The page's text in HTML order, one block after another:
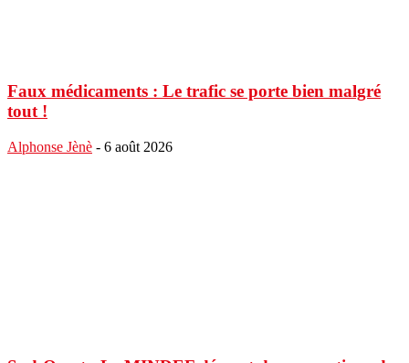
Faux médicaments : Le trafic se porte bien malgré
tout !
Alphonse Jènè - 6 août 2026